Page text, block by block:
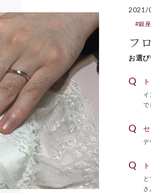
2021/
#銀
フ
お選
イ
で
デ
さ